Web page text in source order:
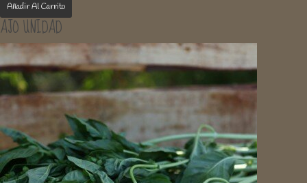
Añadir Al Carrito
AJO UNIDAD